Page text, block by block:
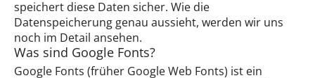
speichert diese Daten sicher. Wie die
Datenspeicherung genau aussieht, werden wir uns
noch im Detail ansehen.
Was sind Google Fonts?
Google Fonts (früher Google Web Fonts) ist ein